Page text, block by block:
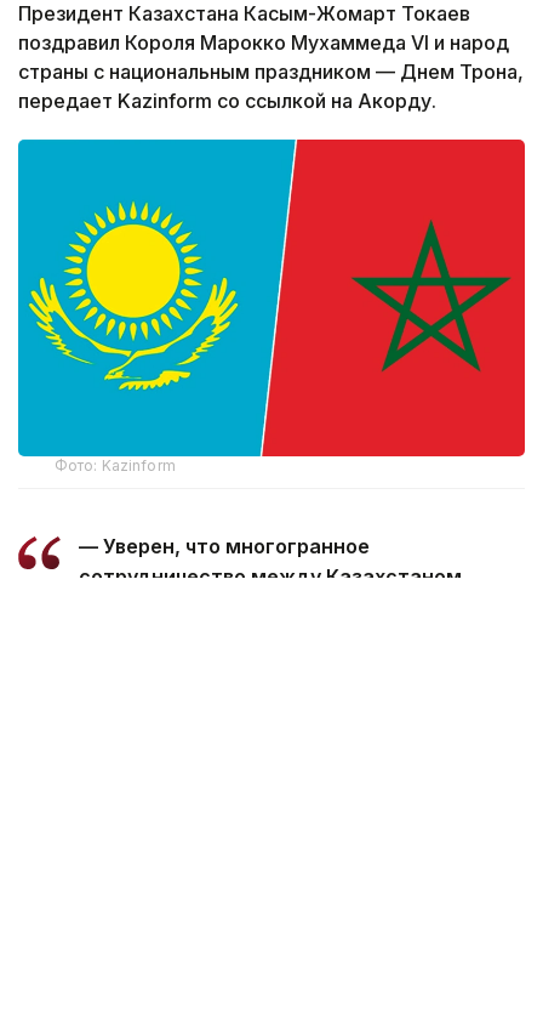
Президент Казахстана Касым-Жомарт Токаев
поздравил Короля Марокко Мухаммеда VI и народ
страны с национальным праздником — Днем Трона,
передает Kazinform со ссылкой на Акорду.
Фото: Kazinform
— Уверен, что многогранное
сотрудничество между Казахстаном